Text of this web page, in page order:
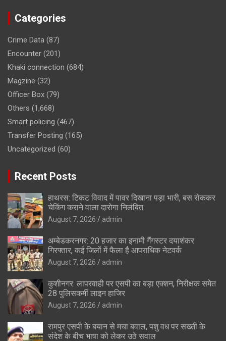
Categories
Crime Data (87)
Encounter (201)
Khaki connection (684)
Magzine (32)
Officer Box (79)
Others (1,668)
Smart policing (467)
Transfer Posting (165)
Uncategorized (60)
Recent Posts
हाथरस: टिकट विवाद में पावर दिखाना पड़ा भारी, बस रोककर
चेकिंग कराने वाला दारोगा निलंबित
August 7, 2026 admin
अम्बेडकरनगर: 20 हजार का इनामी गैंगस्टर दयाशंकर
गिरफ्तार, कई जिलों में फैला है आपराधिक नेटवर्क
August 7, 2026 admin
कुशीनगर: लापरवाही पर एसपी का बड़ा एक्शन, निरीक्षक समेत
28 पुलिसकर्मी लाइन हाजिर
August 7, 2026 admin
रामपुर एसपी के बयान से मचा बवाल, पशु वध पर सख्ती के
संदेश के बीच भाषा को लेकर उठे सवाल